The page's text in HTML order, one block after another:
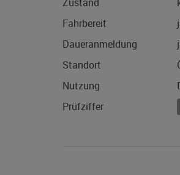
Fahrbereit
Daueranmeldung
Standort
Nutzung
Prüfziffer